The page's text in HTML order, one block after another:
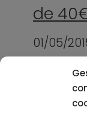
de
01/05/